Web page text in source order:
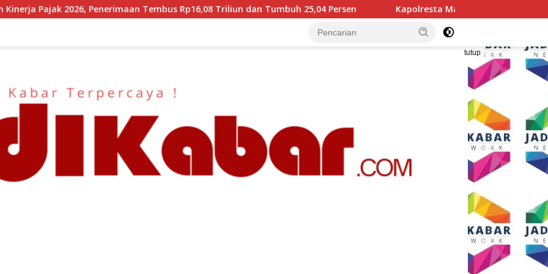
Tembus Rp16,08 Triliun dan Tumbuh 25,04 Persen Kapolresta Malang Kota Cek Dua SPPG Polri, Pastikan Standar
tutup